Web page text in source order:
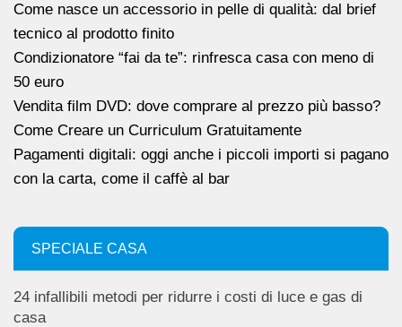
Come nasce un accessorio in pelle di qualità: dal brief
tecnico al prodotto finito
Condizionatore “fai da te”: rinfresca casa con meno di
50 euro
Vendita film DVD: dove comprare al prezzo più basso?
Come Creare un Curriculum Gratuitamente
Pagamenti digitali: oggi anche i piccoli importi si pagano
con la carta, come il caffè al bar
SPECIALE CASA
24 infallibili metodi per ridurre i costi di luce e gas di
casa